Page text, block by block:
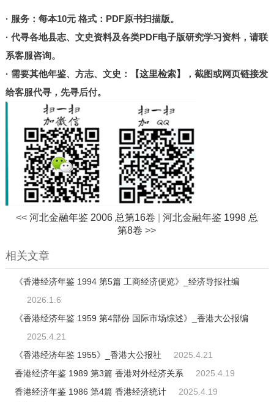
山东
宁夏
台湾
港澳
· 服务：每本10元 格式：PDF原书扫描版。
· 代寻各地县志、文史资料及各类PDF电子版研究学习资料，请联
系客服咨询。
· 需要其他年鉴、方志、文史：
【这里检索】
，截图或网页链接发
给客服代寻，先寻后付。
<< 河北金融年鉴 2006 总第16卷
河北金融年鉴 1998 总
第8卷 >>
相关文章
《香港经济年鉴 1994 第5篇 工商经济便览》_经济导报社编
2026.1.6
《香港经济年鉴 1959 第4部份 国际市场综述》_香港大公报编
2025.4.21
《香港经济年鉴 1955》_香港大公报社
2025.4.21
香港经济年鉴 1989 第3篇 香港对外经济关系
2025.4.19
香港经济年鉴 1986 第4篇 香港经济统计
2025.4.19